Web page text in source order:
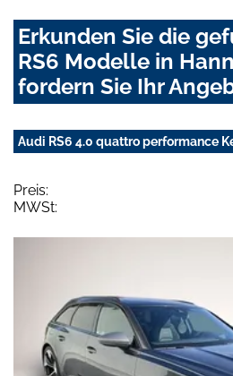
Erkunden Sie die
RS6 Modelle in
fordern Sie Ihr
Audi RS6 4.0 quattro performance
Preis:
MWSt: